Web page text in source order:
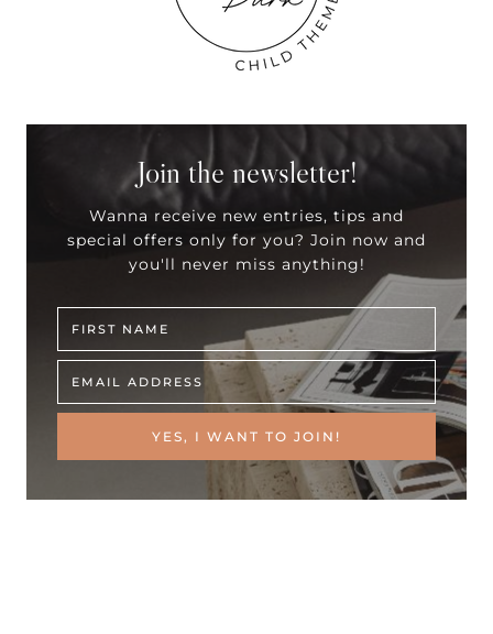
Join the newsletter!
Wanna receive new entries, tips and
special offers only for you? Join now and
you'll never miss anything!
YES, I WANT TO JOIN!